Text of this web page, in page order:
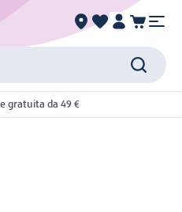
gratuita da 49 €